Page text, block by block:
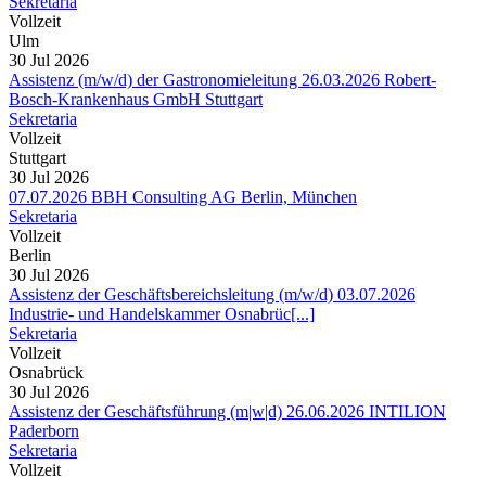
Vollzeit
Ulm
30 Jul 2026
Assistenz (m/w/d) der Gastronomieleitung 26.03.2026 Robert-
Bosch-Krankenhaus GmbH Stuttgart
Sekretaria
Vollzeit
Stuttgart
30 Jul 2026
07.07.2026 BBH Consulting AG Berlin, München
Sekretaria
Vollzeit
Berlin
30 Jul 2026
Assistenz der Geschäftsbereichsleitung (m/w/d) 03.07.2026
Industrie- und Handelskammer Osnabrüc[...]
Sekretaria
Vollzeit
Osnabrück
30 Jul 2026
Assistenz der Geschäftsführung (m|w|d) 26.06.2026 INTILION
Paderborn
Sekretaria
Vollzeit